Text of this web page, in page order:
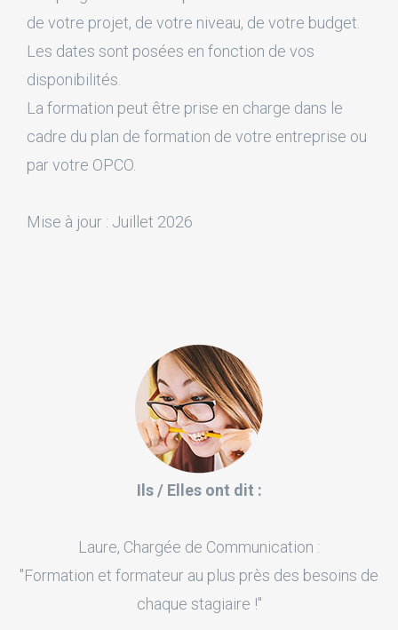
de votre projet, de votre niveau, de votre budget.
Les dates sont posées en fonction de vos
disponibilités.
La formation peut être prise en charge dans le
cadre du plan de formation de votre entreprise ou
par votre OPCO.
Mise à jour : Juillet 2026
Ils / Elles ont dit :
Laure, Chargée de Communication :
"Formation et formateur au plus près des besoins de
chaque stagiaire !"